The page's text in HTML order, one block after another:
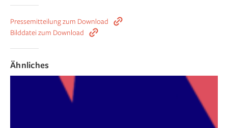
Pressemitteilung zum Download
Bilddatei zum Download
Ähnliches